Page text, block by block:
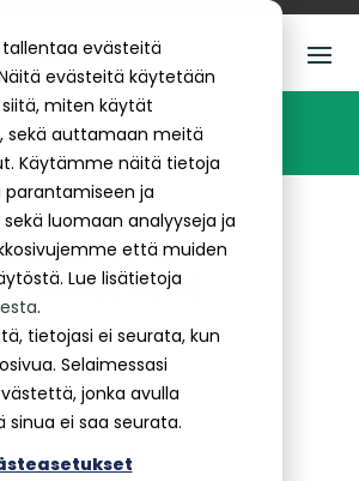
evästeitä
evästeitä käytetään
miten käytät
sekä auttamaan meitä
Käytämme näitä tietoja
parantamiseen ja
luomaan analyyseja ja
että muiden
Lue lisätietoja
.
tietojasi ei seurata, kun
Selaimessasi
jonka avulla
ei saa seurata.
OY:N